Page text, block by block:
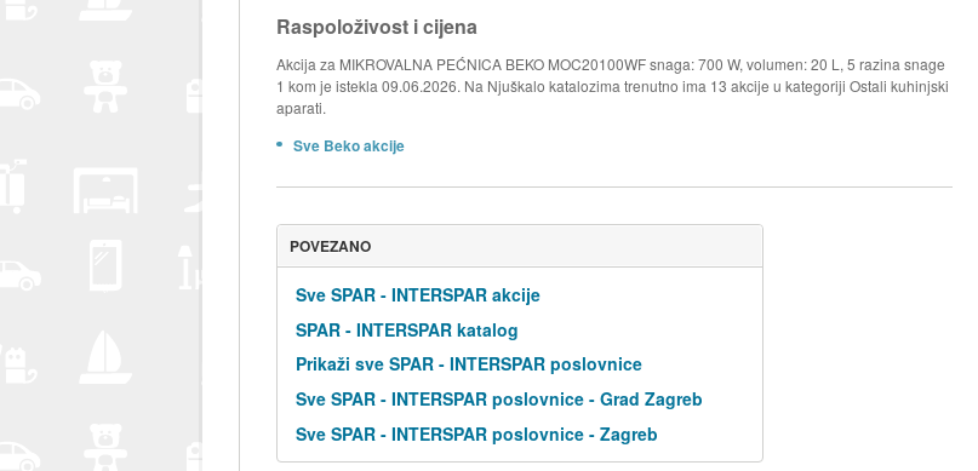
Raspoloživost i cijena
Akcija za MIKROVALNA PEĆNICA BEKO MOC20100WF snaga: 700 W, volumen: 20 L, 5 razina snage
1 kom je istekla 09.06.2026. Na Njuškalo katalozima trenutno ima 13 akcije u kategoriji Ostali kuhinjski
aparati.
Sve Beko akcije
POVEZANO
Sve SPAR - INTERSPAR akcije
SPAR - INTERSPAR katalog
Prikaži sve SPAR - INTERSPAR poslovnice
Sve SPAR - INTERSPAR poslovnice - Grad Zagreb
Sve SPAR - INTERSPAR poslovnice - Zagreb